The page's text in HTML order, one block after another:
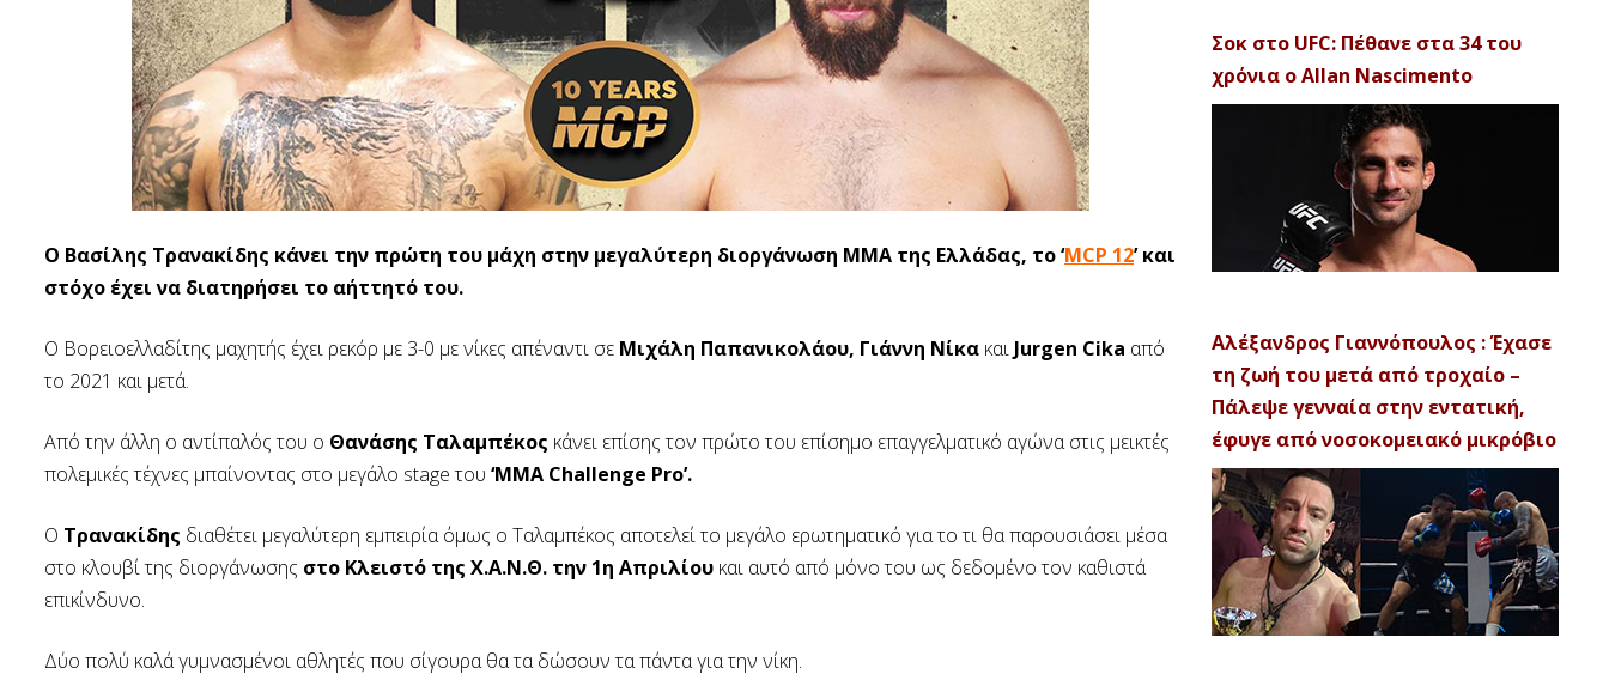
Ο Βασίλης Τρανακίδης κάνει την πρώτη του μάχη στην μεγαλύτερη διοργάνωση ΜΜΑ της Ελλάδας, το ‘MCP 12’ και
στόχο έχει να διατηρήσει το αήττητό του.
Ο Βορειοελλαδίτης μαχητής έχει ρεκόρ με 3-0 με νίκες απέναντι σε Μιχάλη Παπανικολάου, Γιάννη Νίκα και Jurgen Cika από
το 2021 και μετά.
Από την άλλη ο αντίπαλός του ο Θανάσης Ταλαμπέκος κάνει επίσης τον πρώτο του επίσημο επαγγελματικό αγώνα στις μεικτές
πολεμικές τέχνες μπαίνοντας στο μεγάλο stage του ‘MMA Challenge Pro’.
Ο Τρανακίδης διαθέτει μεγαλύτερη εμπειρία όμως ο Ταλαμπέκος αποτελεί το μεγάλο ερωτηματικό για το τι θα παρουσιάσει μέσα
στο κλουβί της διοργάνωσης στο Κλειστό της Χ.Α.Ν.Θ. την 1η Απριλίου και αυτό από μόνο του ως δεδομένο τον καθιστά
επικίνδυνο.
Δύο πολύ καλά γυμνασμένοι αθλητές που σίγουρα θα τα δώσουν τα πάντα για την νίκη.
Σοκ στο UFC: Πέθανε στα 34 του
χρόνια ο Allan Nascimento
Αλέξανδρος Γιαννόπουλος : Έχασε
τη ζωή του μετά από τροχαίο –
Πάλεψε γενναία στην εντατική,
έφυγε από νοσοκομειακό μικρόβιο